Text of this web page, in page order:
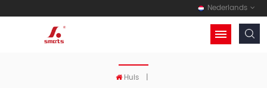
Nederlands
Huis |